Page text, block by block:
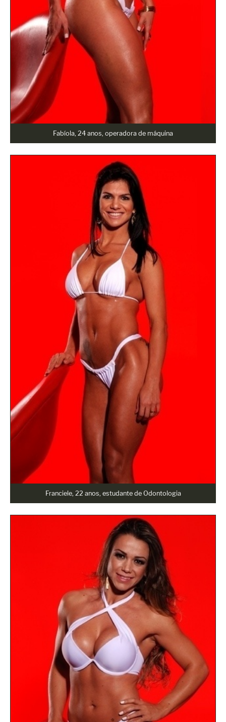
Fabíola, 24 anos, operadora de máquina
Franciele, 22 anos, estudante de Odontologia